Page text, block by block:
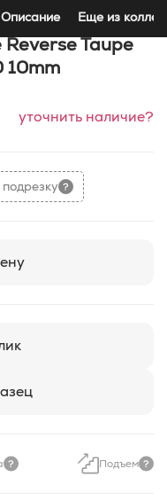
Описание Еще из
Taupe
10mm
уточнить наличие?
Подъем